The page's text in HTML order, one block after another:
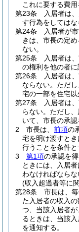
これに要する費
第23条
入居者は
す行為をしてはな
第24条
入居者が
きは、市長の定
ない。
第25条
入居者は
の権利を他の者に
第26条
入居者は
ならない。 ただ
宅の一部を住宅以
第27条
入居者は
らない。 ただし
いて、市長の承認
2
市長は、 前項の
宅を明け渡すと
行うことを条件と
3
第1項の承認を
ときには、入居
わなければならな
(収入超過者等に
第28条
市長は、毎
た入居者の収入
つ、当該入居者
るときは、当該
を通知する。